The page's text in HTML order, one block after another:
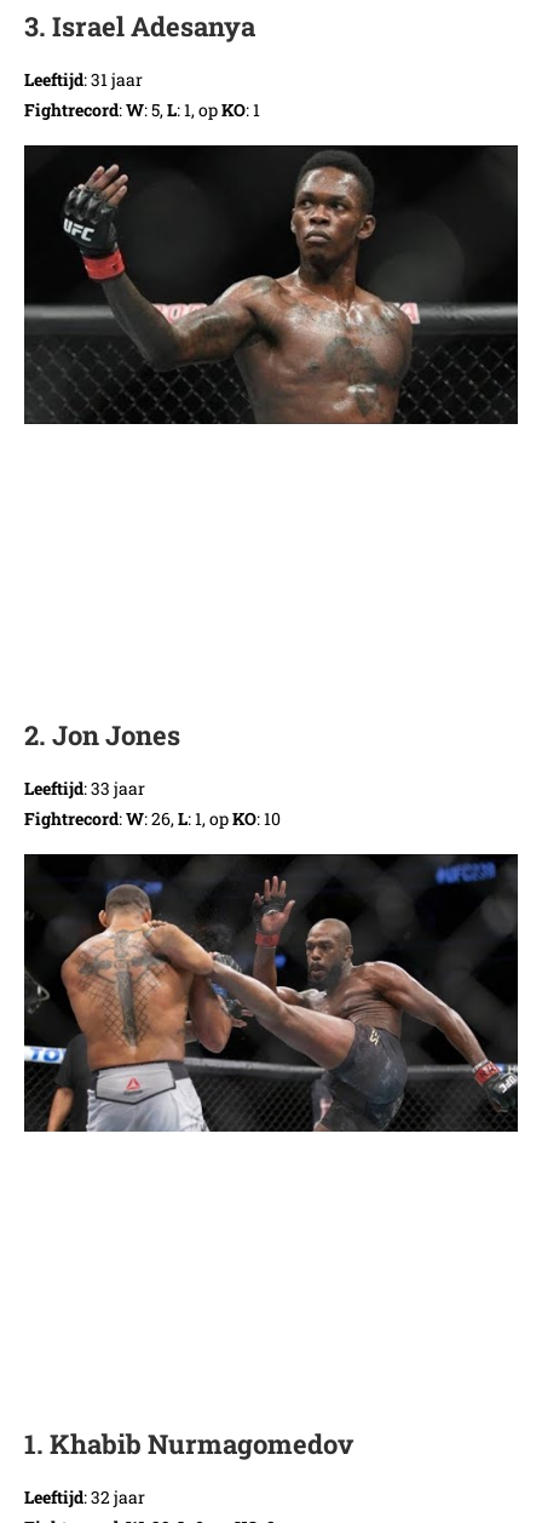
3. Israel Adesanya
Leeftijd: 31 jaar
Fightrecord:W: 5,L: 1, opKO: 1
2. Jon Jones
Leeftijd: 33 jaar
Fightrecord:W: 26,L: 1, opKO: 10
1. Khabib Nurmagomedov
Leeftijd: 32 jaar